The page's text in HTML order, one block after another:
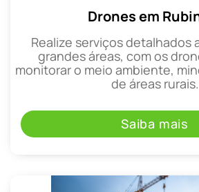
Drones em
Realize serviços detalhados
grandes áreas, com os
monitorar o meio ambiente,
de áreas rurais.
Saiba mais